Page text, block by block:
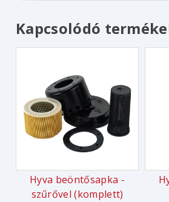
Kapcsolódó
Hyva beöntősapka -
szűrővel (komplett)